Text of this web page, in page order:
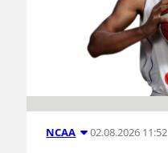
NCAA 02.08.2026 11:52